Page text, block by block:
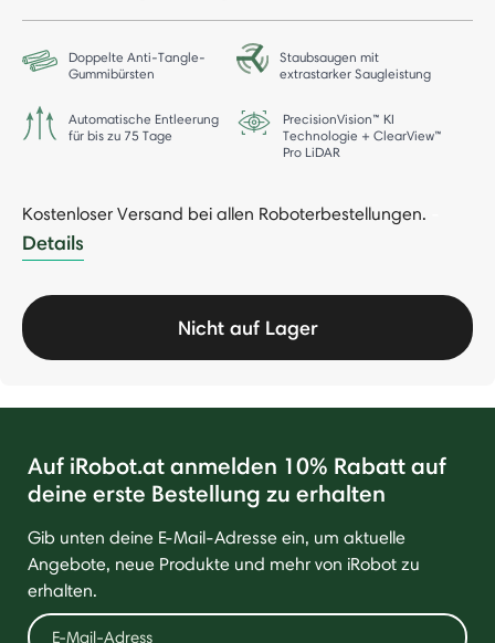
Doppelte Anti-Tangle-
Gummibürsten
Staubsaugen mit
extrastarker Saugleistung
Automatische Entleerung
für bis zu 75 Tage
PrecisionVision™ KI
Technologie + ClearView™
Pro LiDAR
Kostenloser Versand bei allen Roboterbestellungen.
Details
Nicht auf Lager
Auf iRobot.at anmelden 10% Rabatt auf
deine erste Bestellung zu erhalten
Gib unten deine E-Mail-Adresse ein, um aktuelle
Angebote, neue Produkte und mehr von iRobot zu
erhalten.